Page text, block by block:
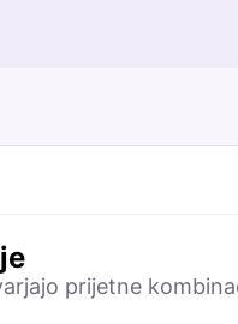
prijetne